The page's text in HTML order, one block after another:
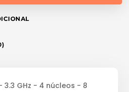
3.3 GHz - 4 núcleos - 8